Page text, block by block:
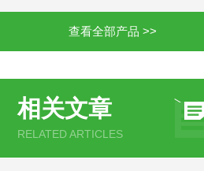
查看全部产品 >>
相关文章
RELATED ARTICLES